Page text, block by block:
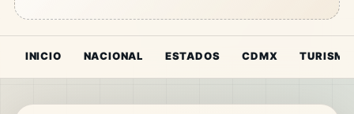
INICIO NACIONAL ESTADOS CDMX TURISMO